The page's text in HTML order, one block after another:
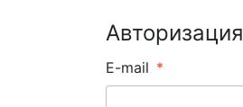
Авторизация
E-mail